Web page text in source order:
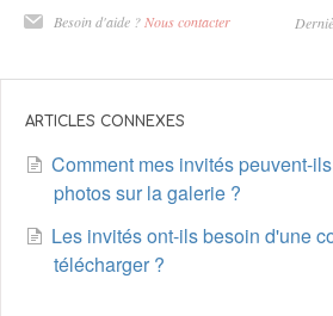
Besoin d'aide ?Nous contacter
ARTICLES CONNEXES
Comment mes invités peuvent-
photos sur la galerie ?
Les invités ont-ils besoin d'une
télécharger ?